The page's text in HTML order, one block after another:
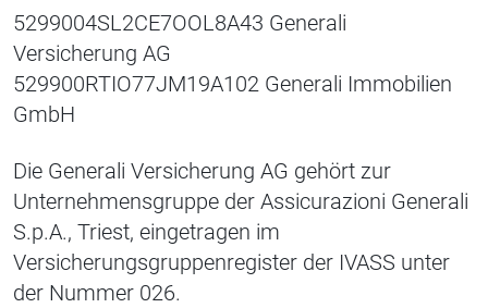
5299004SL2CE7OOL8A43 Generali
Versicherung AG
529900RTIO77JM19A102 Generali Immobilien
GmbH
Die Generali Versicherung AG gehört zur
Unternehmensgruppe der Assicurazioni Generali
S.p.A., Triest, eingetragen im
Versicherungsgruppenregister der IVASS unter
der Nummer 026.